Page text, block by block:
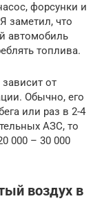
форсунки и
заметил, что
автомобиль
топлива.
от
Обычно, его
или раз в 2-4
АЗС, то
000 – 30 000
воздух в